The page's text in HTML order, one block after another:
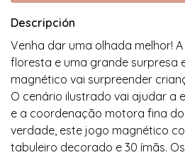
Descripción
Venha dar uma olhada melhor!
floresta e uma grande surpresa
magnético vai surpreender
O cenário ilustrado vai ajudar a
e a coordenação motora fina do
verdade, este jogo magnético
tabuleiro decorado e 30 ímãs.